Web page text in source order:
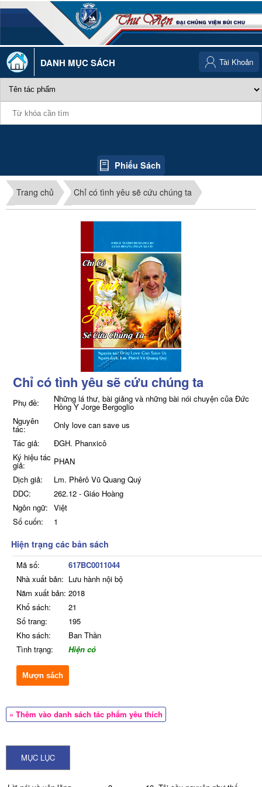
DANH MỤC SÁCH
Phiếu Sách
Tài Khoản
Trang chủ Chỉ có tình yêu sẽ cứu chúng ta
Chỉ có tình yêu sẽ cứu chúng ta
Phụ đề: Những lá thư, bài giảng và những bài nói chuyện của Đức
Hồng Y Jorge Bergoglio
Nguyên
tác:
Only love can save us
Tác giả:
ĐGH. Phanxicô
Ký hiệu tác
giả:
PHAN
Dịch giả:
Lm. Phêrô Vũ Quang Quý
DDC:
262.12 - Giáo Hoàng
Ngôn ngữ: Việt
Số cuốn:
1
Hiện trạng các bản sách
Mã số:
617BC0011044
Nhà xuất bản: Lưu hành nội bộ
Năm xuất bản: 2018
Khổ sách:
21
Số trang:
195
Kho sách:
Ban Thần
Tình trạng:
Hiện có
Mượn sách
» Thêm vào danh sách tác phẩm yêu thích
MỤC LỤC